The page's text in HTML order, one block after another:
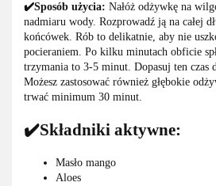
✔️Sposób użycia: Nałóż odżywkę na
nadmiaru wody. Rozprowadź ją na całej
końcówek. Rób to delikatnie, aby nie
pocieraniem. Po kilku minutach obficie
trzymania to 3-5 minut. Dopasuj ten czas
Możesz zastosować również głębokie
trwać minimum 30 minut.
✔️Składniki aktywne:
Masło mango
Aloes